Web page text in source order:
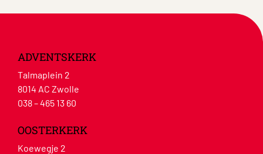
ADVENTSKERK
Talmaplein 2
8014 AC Zwolle
038 – 465 13 60
OOSTERKERK
Koewegje 2